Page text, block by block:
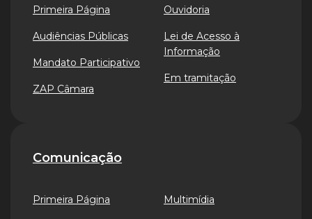
Primeira Página
Audiências Públicas
Mandato Participativo
ZAP Câmara
Ouvidoria
Lei de Acesso à
Informação
Em tramitação
Comunicação
Primeira Página Multimídia